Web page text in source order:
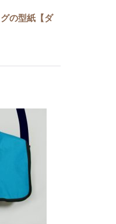
の型紙【ダ